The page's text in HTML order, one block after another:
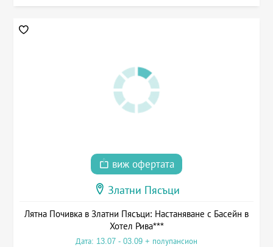
виж офертата
Златни Пясъци
Лятна Почивка в Златни Пясъци: Настаняване с Басейн в
Хотел Рива***
Дата: 13.07 - 03.09 + полупансион